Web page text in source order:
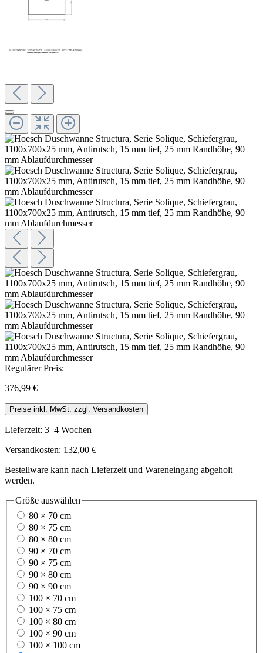
Regulärer Preis:
376,99 €
Preise inkl. MwSt. zzgl. Versandkosten
Lieferzeit: 3–4 Wochen
Versandkosten: 132,00 €
Bestellware kann nach Lieferzeit und Wareneingang abgeholt
werden.
Größe auswählen
80 × 70 cm
80 × 75 cm
80 × 80 cm
90 × 70 cm
90 × 75 cm
90 × 80 cm
90 × 90 cm
100 × 70 cm
100 × 75 cm
100 × 80 cm
100 × 90 cm
100 × 100 cm